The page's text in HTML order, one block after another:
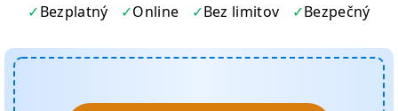
Bezplatný Online Bez limitov Bezpečný